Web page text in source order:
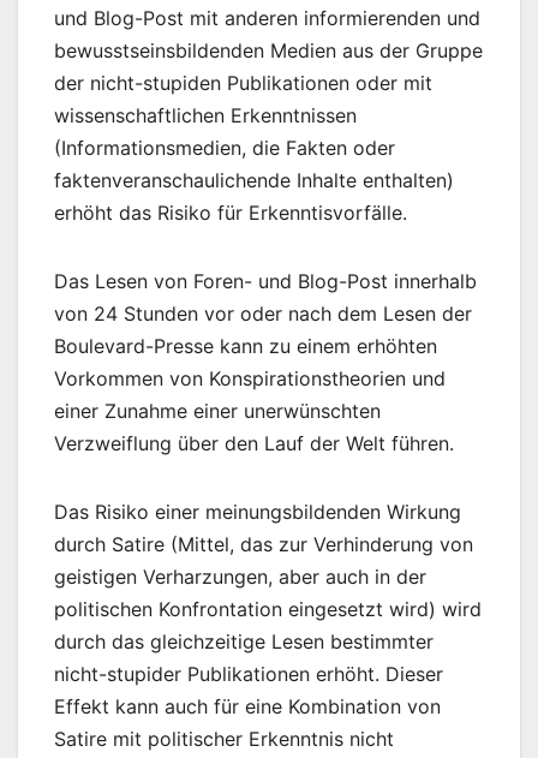
und Blog-Post mit anderen informierenden und
bewusstseinsbildenden Medien aus der Gruppe
der nicht-stupiden Publikationen oder mit
wissenschaftlichen Erkenntnissen
(Informationsmedien, die Fakten oder
faktenveranschaulichende Inhalte enthalten)
erhöht das Risiko für Erkenntisvorfälle.
Das Lesen von Foren- und Blog-Post innerhalb
von 24 Stunden vor oder nach dem Lesen der
Boulevard-Presse kann zu einem erhöhten
Vorkommen von Konspirationstheorien und
einer Zunahme einer unerwünschten
Verzweiflung über den Lauf der Welt führen.
Das Risiko einer meinungsbildenden Wirkung
durch Satire (Mittel, das zur Verhinderung von
geistigen Verharzungen, aber auch in der
politischen Konfrontation eingesetzt wird) wird
durch das gleichzeitige Lesen bestimmter
nicht-stupider Publikationen erhöht. Dieser
Effekt kann auch für eine Kombination von
Satire mit politischer Erkenntnis nicht